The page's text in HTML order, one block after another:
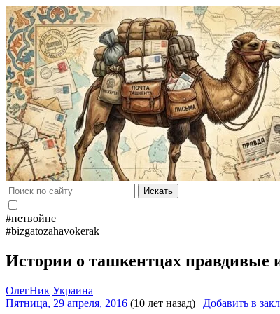
Искать
#нетвойне
#bizgatozahavokerak
Истории о ташкентцах правдивые
ОлегНик Украина
Пятница, 29 апреля, 2016 (10 лет назад) | Добавить в